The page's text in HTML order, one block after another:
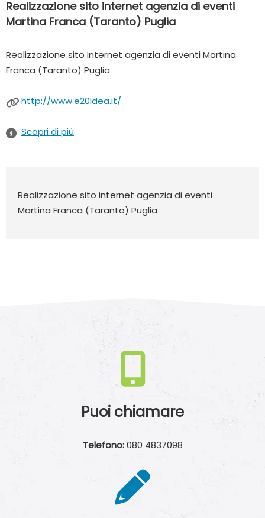
Realizzazione sito internet agenzia di eventi
Martina Franca (Taranto) Puglia
Realizzazione sito internet agenzia di eventi Martina
Franca (Taranto) Puglia
http://www.e20idea.it/
Scopri di piú
Realizzazione sito internet agenzia di eventi
Martina Franca (Taranto) Puglia
Puoi chiamare
Telefono: 080 4837098